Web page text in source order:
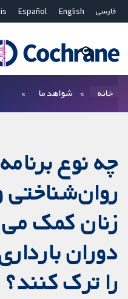
فارسی English
Español
Bahasa Malaysia
ไทย
中文
خانه شواهد ما
چه نوع
روان‌شناختی
زنان کمک
دوران
را ترک کنند؟